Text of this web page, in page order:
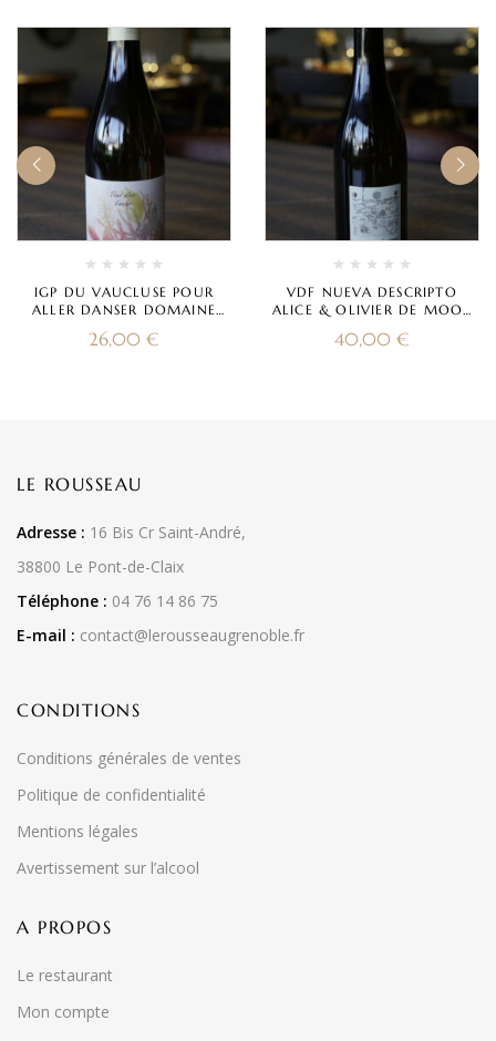
IGP DU VAUCLUSE POUR
ALLER DANSER DOMAINE
26,00 €
VDF NUEVA DESCRIPTO
ALICE & OLIVIER DE MOOR
40,00 €
LE ROUSSEAU
Adresse : 16 Bis Cr Saint-André,
38800 Le Pont-de-Claix
Téléphone : 04 76 14 86 75
E-mail : contact@lerousseaugrenoble.fr
CONDITIONS
Conditions générales de ventes
Politique de confidentialité
Mentions légales
Avertissement sur l’alcool
A PROPOS
Le restaurant
Mon compte